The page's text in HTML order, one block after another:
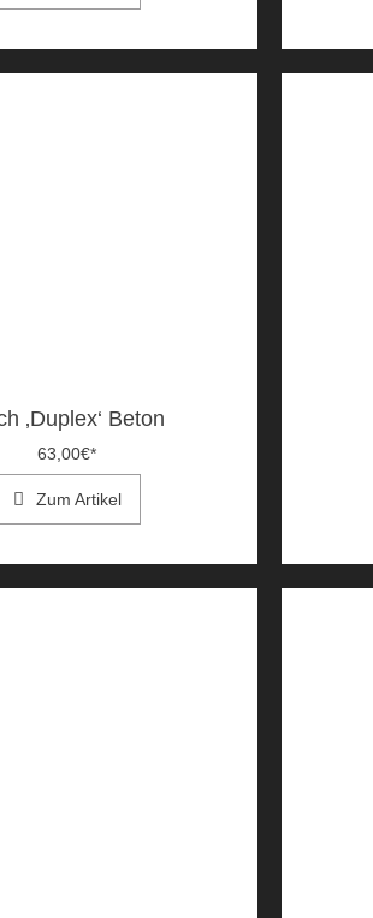
‚Duplex‘ Beton
63,00€*
Zum Artikel